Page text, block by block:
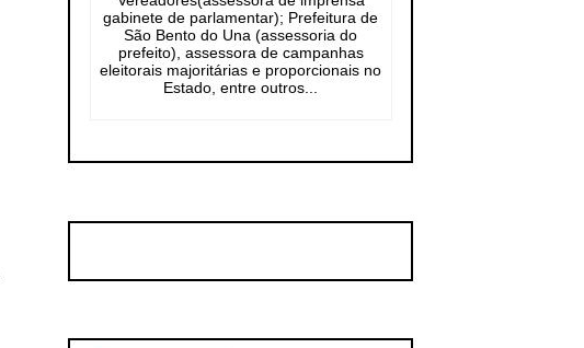
gabinete de parlamentar); Prefeitura de
São Bento do Una (assessoria do
prefeito), assessora de campanhas
eleitorais majoritárias e proporcionais no
Estado, entre outros...